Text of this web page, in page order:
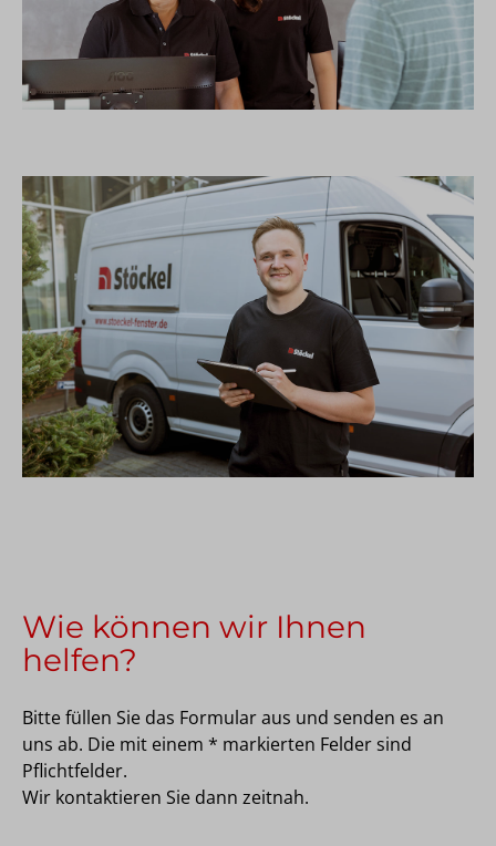
Wie können wir Ihnen
helfen?
Bitte füllen Sie das Formular aus und senden es an
uns ab. Die mit einem * markierten Felder sind
Pflichtfelder.
Wir kontaktieren Sie dann zeitnah.